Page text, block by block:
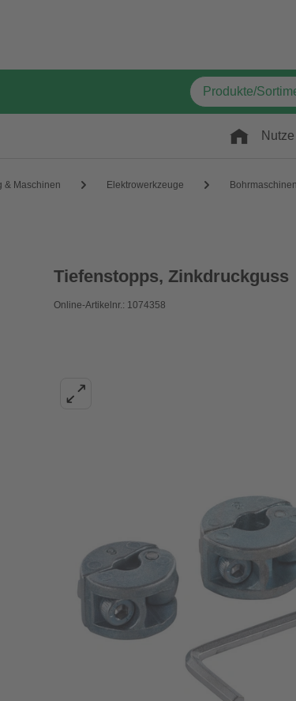
& Maschinen Elektrowerkzeuge Bohrmaschinen
Tiefenstopps, Zinkdruckguss
Online-Artikelnr.: 1074358